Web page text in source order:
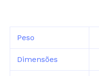
Peso
Dimensões